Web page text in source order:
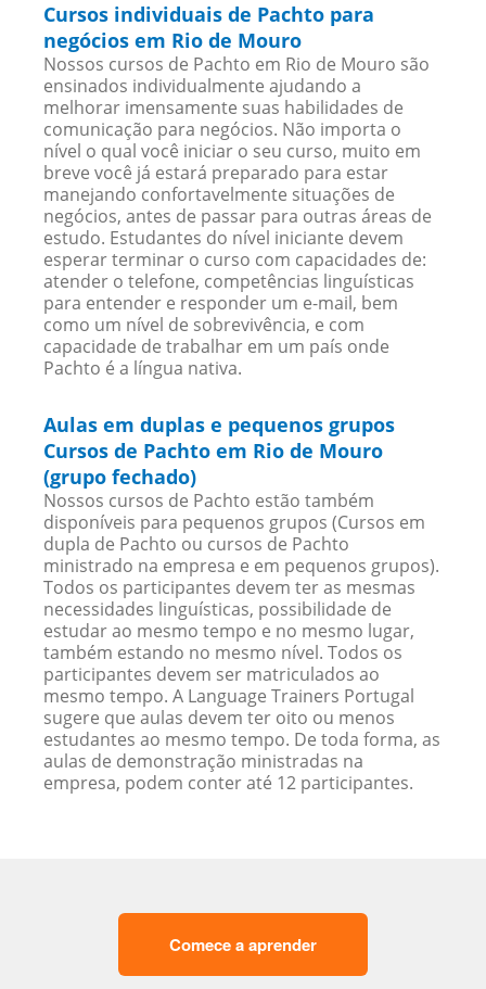
Cursos individuais de Pachto para
negócios em Rio de Mouro
Nossos cursos de Pachto em Rio de Mouro são
ensinados individualmente ajudando a
melhorar imensamente suas habilidades de
comunicação para negócios. Não importa o
nível o qual você iniciar o seu curso, muito em
breve você já estará preparado para estar
manejando confortavelmente situações de
negócios, antes de passar para outras áreas de
estudo. Estudantes do nível iniciante devem
esperar terminar o curso com capacidades de:
atender o telefone, competências linguísticas
para entender e responder um e-mail, bem
como um nível de sobrevivência, e com
capacidade de trabalhar em um país onde
Pachto é a língua nativa.
Aulas em duplas e pequenos grupos
Cursos de Pachto em Rio de Mouro
(grupo fechado)
Nossos cursos de Pachto estão também
disponíveis para pequenos grupos (Cursos em
dupla de Pachto ou cursos de Pachto
ministrado na empresa e em pequenos grupos).
Todos os participantes devem ter as mesmas
necessidades linguísticas, possibilidade de
estudar ao mesmo tempo e no mesmo lugar,
também estando no mesmo nível. Todos os
participantes devem ser matriculados ao
mesmo tempo. A Language Trainers Portugal
sugere que aulas devem ter oito ou menos
estudantes ao mesmo tempo. De toda forma, as
aulas de demonstração ministradas na
empresa, podem conter até 12 participantes.
Comece a aprender